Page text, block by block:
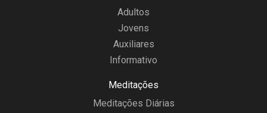
Adultos
Jovens
Auxiliares
Informativo
Meditações
Meditações Diárias